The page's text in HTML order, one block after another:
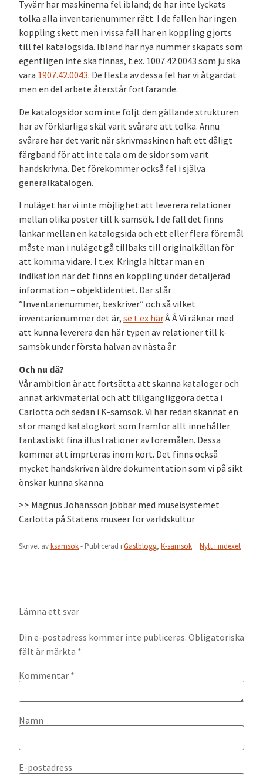
Tyvärr har maskinerna fel ibland; de har inte lyckats
tolka alla inventarienummer rätt. I de fallen har ingen
koppling skett men i vissa fall har en koppling gjorts
till fel katalogsida. Ibland har nya nummer skapats som
egentligen inte ska finnas, t.ex. 1007.42.0043 som ju ska
vara 1907.42.0043. De flesta av dessa fel har vi åtgärdat
men en del arbete återstår fortfarande.
De katalogsidor som inte följt den gällande strukturen
har av förklarliga skäl varit svårare att tolka. Ännu
svårare har det varit när skrivmaskinen haft ett dåligt
färgband för att inte tala om de sidor som varit
handskrivna. Det förekommer också fel i själva
generalkatalogen.
I nuläget har vi inte möjlighet att leverera relationer
mellan olika poster till k-samsök. I de fall det finns
länkar mellan en katalogsida och ett eller flera föremål
måste man i nuläget gå tillbaks till originalkällan för
att komma vidare. I t.ex. Kringla hittar man en
indikation när det finns en koppling under detaljerad
information – objektidentiet. Där står
”Inventarienummer, beskriver” och så vilket
inventarienummer det är, se t.ex här.Â Â Vi räknar med
att kunna leverera den här typen av relationer till k-
samsök under första halvan av nästa år.
Och nu då?
Vår ambition är att fortsätta att skanna kataloger och
annat arkivmaterial och att tillgängliggöra detta i
Carlotta och sedan i K-samsök. Vi har redan skannat en
stor mängd katalogkort som framför allt innehåller
fantastiskt fina illustrationer av föremålen. Dessa
kommer att imprteras inom kort. Det finns också
mycket handskriven äldre dokumentation som vi på sikt
önskar kunna skanna.
>> Magnus Johansson jobbar med museisystemet
Carlotta på Statens museer för världskultur
Skrivet avksamsok- Publicerad i Gästblogg, K-samsök Nytt i indexet
Lämna ett svar
Din e-postadress kommer inte publiceras. Obligatoriska
fält är märkta *
Kommentar *
Namn
E-postadress